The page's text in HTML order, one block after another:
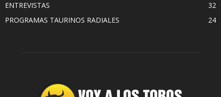
ENTREVISTAS
32
PROGRAMAS TAURINOS RADIALES
24